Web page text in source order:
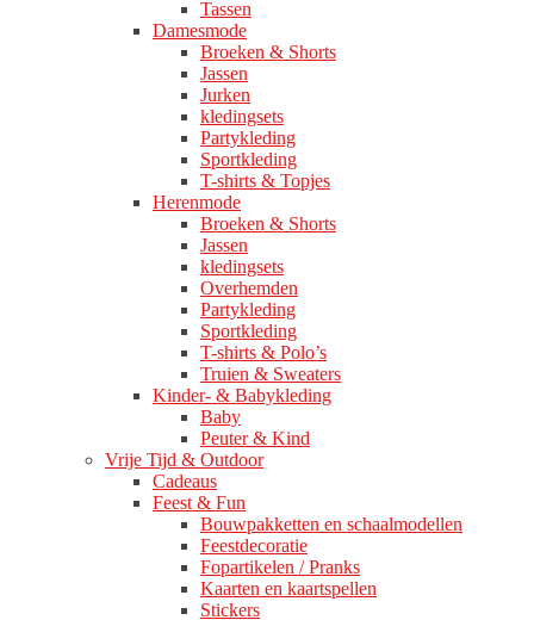
Tassen
Damesmode
Broeken & Shorts
Jassen
Jurken
kledingsets
Partykleding
Sportkleding
T-shirts & Topjes
Herenmode
Broeken & Shorts
Jassen
kledingsets
Overhemden
Partykleding
Sportkleding
T-shirts & Polo’s
Truien & Sweaters
Kinder- & Babykleding
Baby
Peuter & Kind
Vrije Tijd & Outdoor
Cadeaus
Feest & Fun
Bouwpakketten en schaalmodellen
Feestdecoratie
Fopartikelen / Pranks
Kaarten en kaartspellen
Stickers